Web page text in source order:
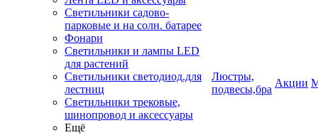
Светильники садово-
парковые и на солн. батарее
Фонари
Светильники и лампы LED
для растений
Светильники светодиод.для
лестниц
Светильники трековые,
шинопровод и аксессуары
Ещё
Люстры,
подвесы,бра
Акции